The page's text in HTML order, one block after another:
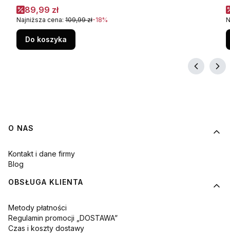
Cena promocyjna
89,99 zł
Najniższa cena: 109,99 zł-18%
Do koszyka
Linki w stopce
O NAS
Kontakt i dane firmy
Blog
OBSŁUGA KLIENTA
Metody płatności
Regulamin promocji „DOSTAWA”
Czas i koszty dostawy